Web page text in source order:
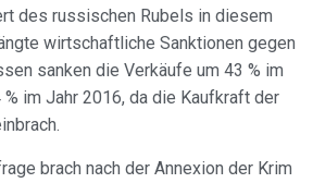
des russischen Rubels in diesem
wirtschaftliche Sanktionen gegen
sanken die Verkäufe um 43 % im
im Jahr 2016, da die Kaufkraft der
brach nach der Annexion der Krim